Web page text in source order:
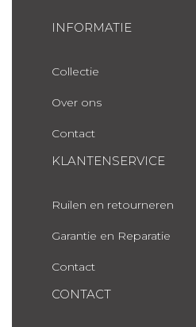
INFORMATIE
Collectie
Over ons
Contact
KLANTENSERVICE
Ruilen en retourneren
Garantie en Reparatie
Contact
CONTACT